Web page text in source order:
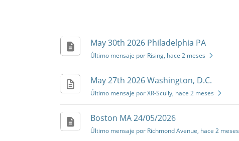
May 30th 2026 Philadelphia PA
Último mensaje por Rising, hace 2 meses
May 27th 2026 Washington, D.C.
Último mensaje por XR-Scully, hace 2 meses
Boston MA 24/05/2026
Último mensaje por Richmond Avenue, hace 2 meses